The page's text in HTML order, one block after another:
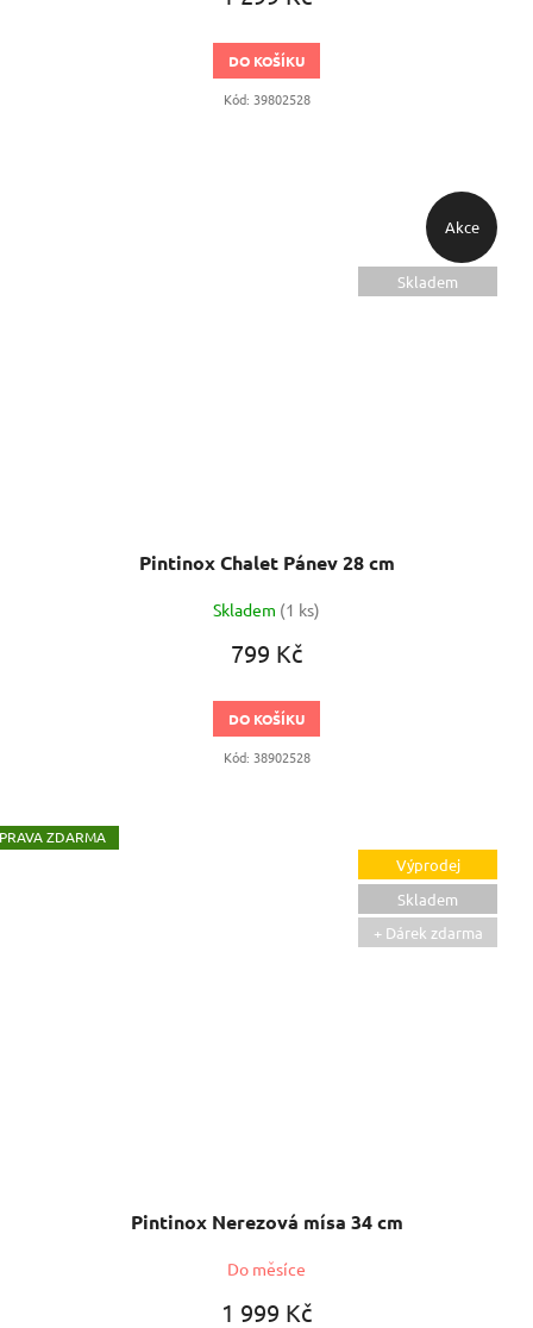
DO KOŠÍKU
Kód: 39802528
Akce
Skladem
Pintinox Chalet Pánev 28 cm
Skladem (1 ks)
799 Kč
DO KOŠÍKU
Kód: 38902528
Výprodej
Skladem
+ Dárek zdarma
ZDARMA
Pintinox Nerezová mísa 34 cm
Do měsíce
1 999 Kč